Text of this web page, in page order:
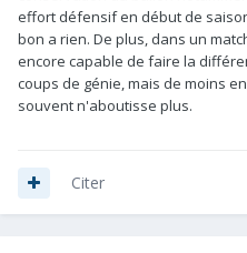
effort défensif en début de
bon a rien. De plus, dans un
encore capable de faire la
coups de génie, mais de moins
souvent n'aboutisse plus.
Citer